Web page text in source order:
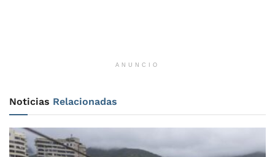
ANUNCIO
Noticias Relacionadas